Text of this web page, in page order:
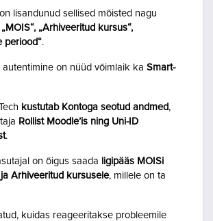
lisandunud sellised mõisted nagu
„MOIS“, „Arhiveeritud kursus“,
periood“.
autentimine on nüüd võimlaik ka Smart-
kustutab Kontoga seotud andmed,
Rollist Moodle’is ning Uni-ID
.
on õigus saada ligipääs MOISi
Arhiveeritud kursusele, millele on ta
kuidas reageeritakse probleemile